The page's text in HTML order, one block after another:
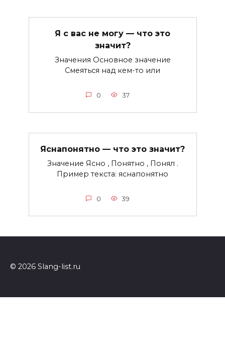
Я с вас не могу — что это
значит?
Значения Основное значение
Смеяться над кем-то или
0 37
Яснапонятно — что это значит?
Значение Ясно , Понятно , Понял .
Пример текста: яснапонятно
0 39
© 2026 Slang-list.ru